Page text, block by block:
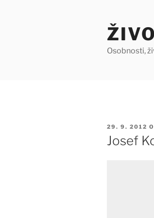
Osobnosti,
29. 9. 2012
Josef